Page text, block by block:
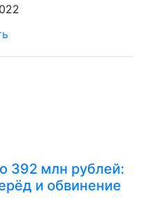
392 млн рублей:
и обвинение